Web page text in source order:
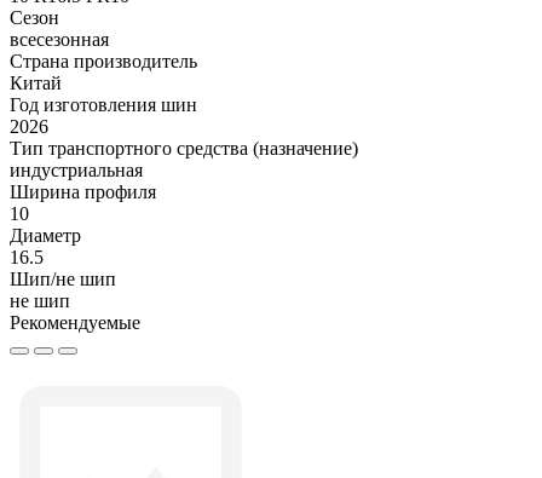
Сезон
всесезонная
Страна производитель
Китай
Год изготовления шин
2026
Тип транспортного средства (назначение)
индустриальная
Ширина профиля
10
Диаметр
16.5
Шип/не шип
не шип
Рекомендуемые